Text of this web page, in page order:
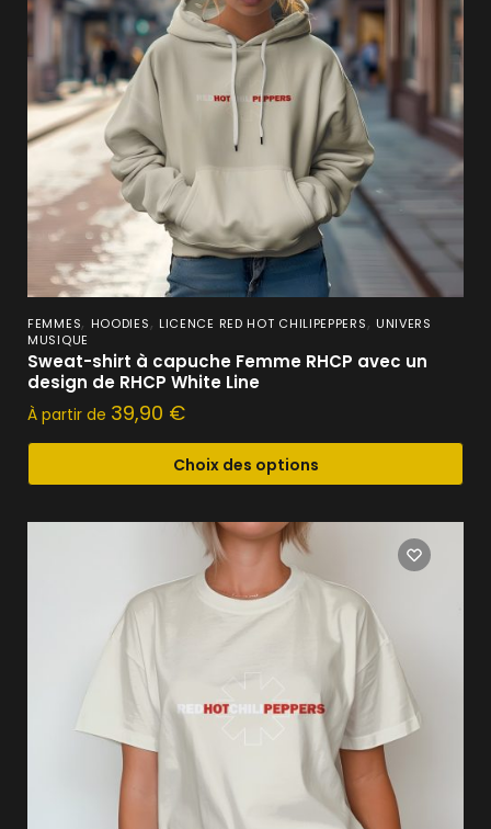
FEMMES, HOODIES, LICENCE RED HOT CHILIPEPPERS, UNIVERS
MUSIQUE
Sweat-shirt à capuche Femme RHCP avec un
design de RHCP White Line
À partir de 39,90 €
Choix des options